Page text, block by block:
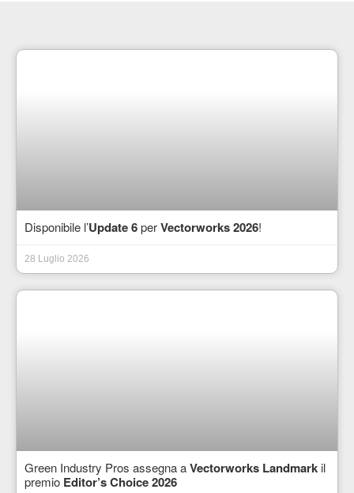
Disponibile l’Update 6perVectorworks 2026!
28 Luglio 2026
Green Industry Pros assegna aVectorworks Landmark il
premio Editor’s Choice 2026